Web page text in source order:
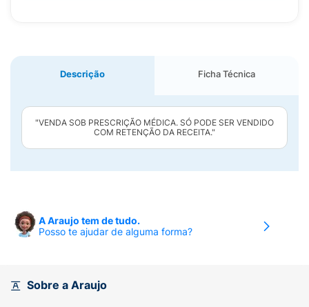
Descrição Ficha Técnica
"VENDA SOB PRESCRIÇÃO MÉDICA. SÓ PODE SER VENDIDO
COM RETENÇÃO DA RECEITA."
A Araujo tem de tudo.
Posso te ajudar de alguma forma?
Sobre a Araujo